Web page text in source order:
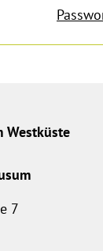
Westküste
7